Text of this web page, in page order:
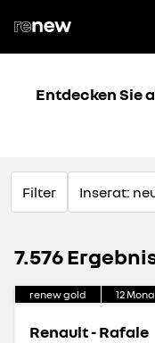
Entdecken Sie
Filter
7.576
renew gold 12
Renault - Rafale